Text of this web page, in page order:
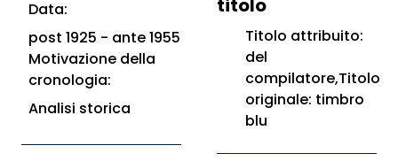
Data:
post 1925 - ante 1955
Motivazione della
cronologia:
Analisi storica
titolo
Titolo attribuito:
del
compilatore,Titolo
originale: timbro
blu